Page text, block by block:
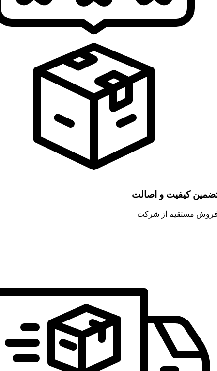
کیفیت و اصالت
مستقیم از شرکت